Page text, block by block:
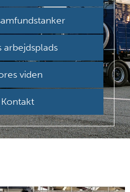
arbejdsplads
viden
Kontakt